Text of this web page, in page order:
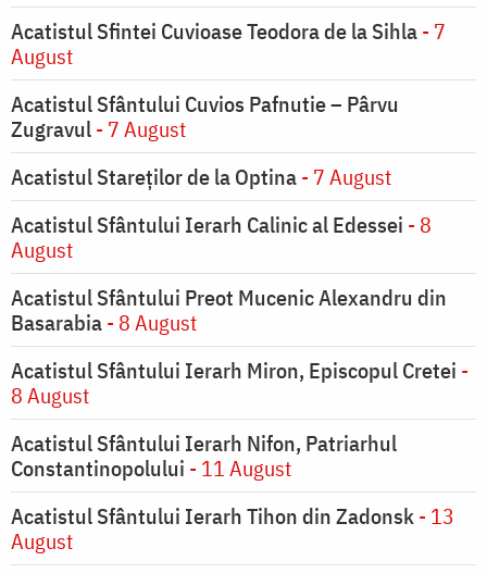
Acatistul Sfintei Cuvioase Teodora de la Sihla- 7
August
Acatistul Sfântului Cuvios Pafnutie – Pârvu
Zugravul- 7 August
Acatistul Stareţilor de la Optina- 7 August
Acatistul Sfântului Ierarh Calinic al Edessei - 8
August
Acatistul Sfântului Preot Mucenic Alexandru din
Basarabia- 8 August
Acatistul Sfântului Ierarh Miron, Episcopul Cretei -
8 August
Acatistul Sfântului Ierarh Nifon, Patriarhul
Constantinopolului - 11 August
Acatistul Sfântului Ierarh Tihon din Zadonsk- 13
August